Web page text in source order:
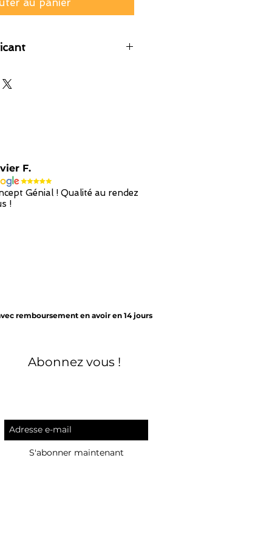
F.
Génial ! Qualité au rendez
!
remboursement en avoir en 14 jours
Abonnez vous !
S'abonner maintenant